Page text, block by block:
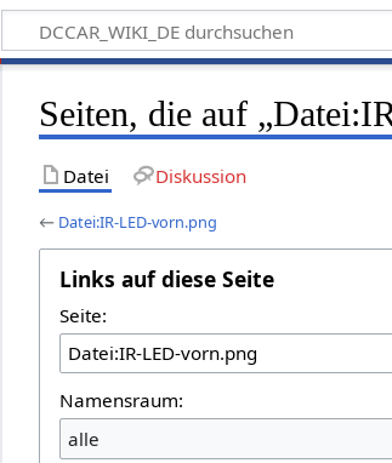
Seiten, die auf
Datei Diskussion
← Datei:IR-LED-vorn.png
Links auf diese Seite
Seite:
Namensraum:
alle